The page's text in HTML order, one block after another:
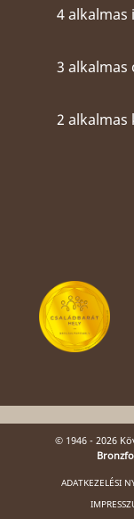
4
3
2
© 1946 - 2026
ADATKEZELÉSI